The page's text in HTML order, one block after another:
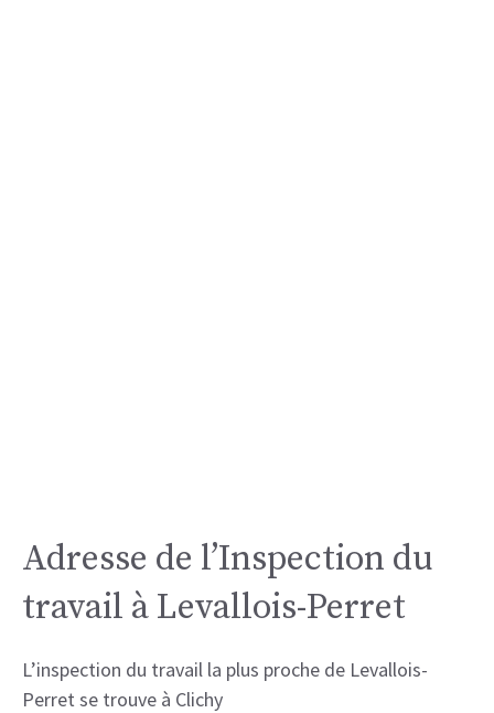
Adresse de l’Inspection du
travail à Levallois-Perret
L’inspection du travail la plus proche de Levallois-
Perret se trouve à Clichy